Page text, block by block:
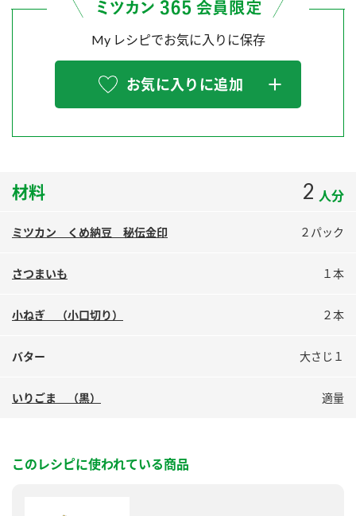
炊き込みご飯の素 米飯用調味液
Fibee
三ツ判山吹
スペシャルサイト
お酢を知ろう！
すしラボ
納豆の豆知識
鍋奉行マニュアル
ロングセラー商品 ＋ おすすめレシピ
人気商品 ＋ おすすめレシピ
MIM（ミツカンミュージアム）
お客様の声をいかしました
販売終了製品のご案内
よくあるご質問
ミツカン公式通販
My レシピでお気に入りに保存
お気に入りに追加
材料 2 人分
ミツカン くめ納豆 秘伝金印 ２パック
さつまいも １本
小ねぎ （小口切り） ２本
バター 大さじ１
いりごま （黒） 適量
このレシピに使われている商品